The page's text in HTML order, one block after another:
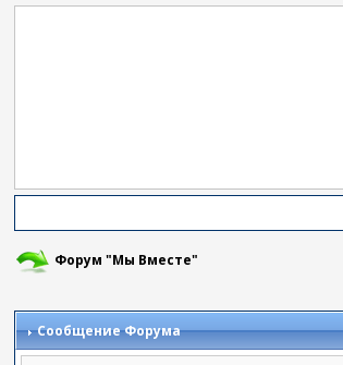
Форум "Мы Вместе"
Сообщение Форума